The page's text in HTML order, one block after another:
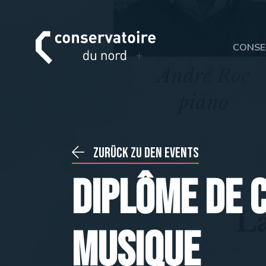
Zurück zu den Events
Diplôme de
musique